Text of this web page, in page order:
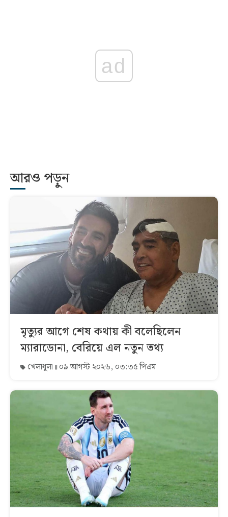
ad
আরও পড়ুন
মৃত্যুর আগে শেষ কথায় কী বলেছিলেন
ম্যারাডোনা, বেরিয়ে এল নতুন তথ্য
খেলাধুলা ০৯ আগস্ট ২০২৬, ০৩:৩৫ পিএম